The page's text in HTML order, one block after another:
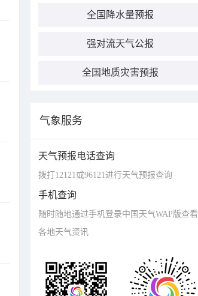
全国降水量预报
强对流天气公报
全国地质灾害预报
气象服务
天气预报电话查询
拨打12121或96121进行天气预报查询
手机查询
随时随地通过手机登录中国天气WAP版查看
各地天气资讯